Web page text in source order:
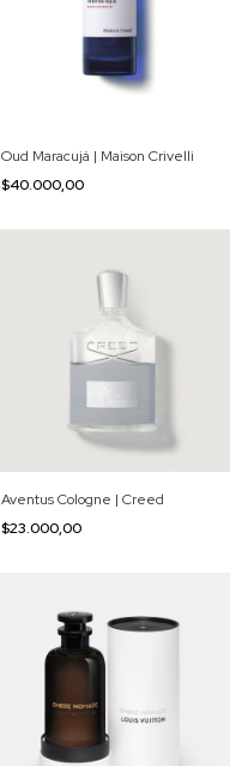
Oud Maracujá | Maison Crivelli
$40.000,00
Aventus Cologne | Creed
$23.000,00